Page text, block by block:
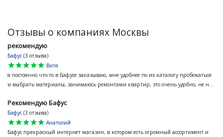
Отзывы о компаниях Москвы
рекомендую
Бафус (3 отзыва)
star
star
star
star
star
Витя
я постоянно что-то в Бафусе заказываю, мне удобнее по их каталогу пробежаться
и выбрать материалы, занимаюсь ремонтами квартир, это очень удобно, не н...
Рекомендую Бафус
Бафус (3 отзыва)
star
star
star
star
star
Анатолий
Бафус прекрасный интернет магазин, в котором есть огромный ассортимент и